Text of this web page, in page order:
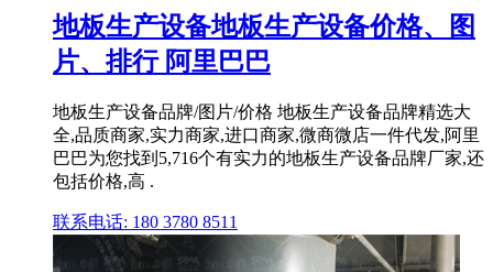
地板生产设备地板生产设备价格、图
片、排行 阿里巴巴
地板生产设备品牌/图片/价格 地板生产设备品牌精选大
全,品质商家,实力商家,进口商家,微商微店一件代发,阿里
巴巴为您找到5,716个有实力的地板生产设备品牌厂家,还
包括价格,高 .
联系电话: 180 3780 8511